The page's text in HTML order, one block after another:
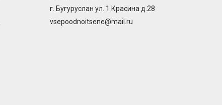
г. Бугуруслан ул. 1 Красина д.28
vsepoodnoitsene@mail.ru